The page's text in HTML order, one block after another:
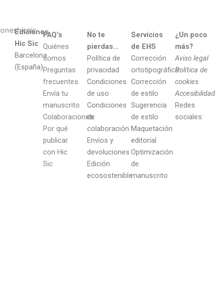
Ediciones
Hic Sic
Barcelona
(España)
FAQ’s
Quiénes
somos
Preguntas
frecuentes
Envía tu
manuscrito
Colaboraciones
Por qué
publicar
con Hic
Sic
No te
pierdas…
Política de
privacidad
Condiciones
de uso
Condiciones
de
colaboración
Envíos y
devoluciones
Edición
ecosostenible
Servicios
de EHS
Corrección
ortotipográfica
Corrección
de estilo
Sugerencia
de estilo
Maquetación
editorial
Optimización
de
manuscrito
¿Un poco
más?
Aviso legal
Política de
cookies
Accesibilidad
Redes
sociales: